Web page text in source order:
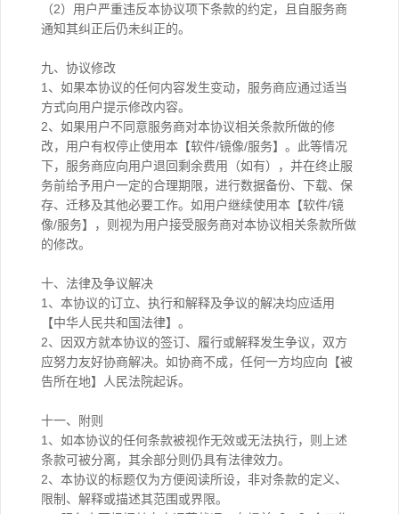
（2）用户严重违反本协议项下条款的约定，且自服务商
通知其纠正后仍未纠正的。
九、协议修改
1、如果本协议的任何内容发生变动，服务商应通过适当
方式向用户提示修改内容。
2、如果用户不同意服务商对本协议相关条款所做的修
改，用户有权停止使用本【软件/镜像/服务】。此等情况
下，服务商应向用户退回剩余费用（如有），并在终止服
务前给予用户一定的合理期限，进行数据备份、下载、保
存、迁移及其他必要工作。如用户继续使用本【软件/镜
像/服务】，则视为用户接受服务商对本协议相关条款所做
的修改。
十、法律及争议解决
1、本协议的订立、执行和解释及争议的解决均应适用
【中华人民共和国法律】。
2、因双方就本协议的签订、履行或解释发生争议，双方
应努力友好协商解决。如协商不成，任何一方均应向【被
告所在地】人民法院起诉。
十一、附则
1、如本协议的任何条款被视作无效或无法执行，则上述
条款可被分离，其余部分则仍具有法律效力。
2、本协议的标题仅为方便阅读所设，非对条款的定义、
限制、解释或描述其范围或界限。